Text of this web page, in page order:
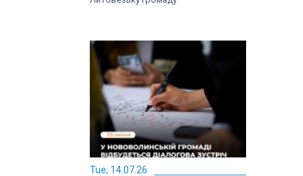
Tue, 14.07.26